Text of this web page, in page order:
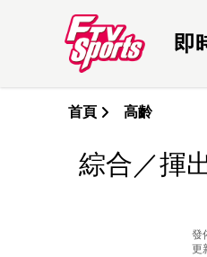
即
首頁 高齡
綜合／揮
發
更